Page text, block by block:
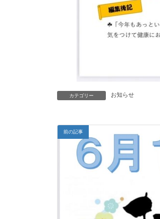
カテゴリー お知らせ
前の記事